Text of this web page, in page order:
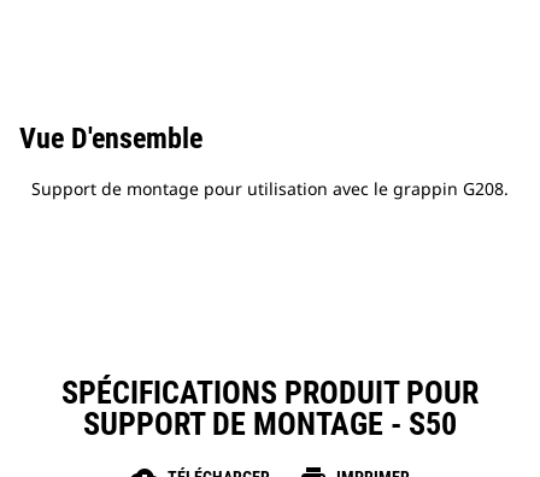
Vue D'ensemble
Support de montage pour utilisation avec le grappin G208.
SPÉCIFICATIONS PRODUIT POUR
SUPPORT DE MONTAGE - S50